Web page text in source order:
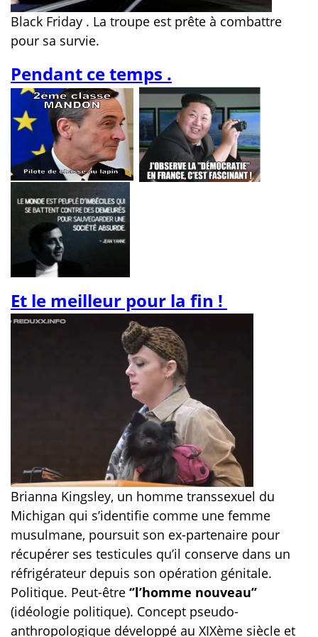
Black Friday . La troupe est prête à combattre
pour sa survie.
Pendant ce temps .
Et le meilleur pour la fin !
Brianna Kingsley, un homme transsexuel du
Michigan qui s’identifie comme une femme
musulmane, poursuit son ex-partenaire pour
récupérer ses testicules qu’il conserve dans un
réfrigérateur depuis son opération génitale.
Politique. Peut-être ‘’l’homme nouveau’’
(idéologie politique). Concept pseudo-
anthropologique développé au XIXème siècle et